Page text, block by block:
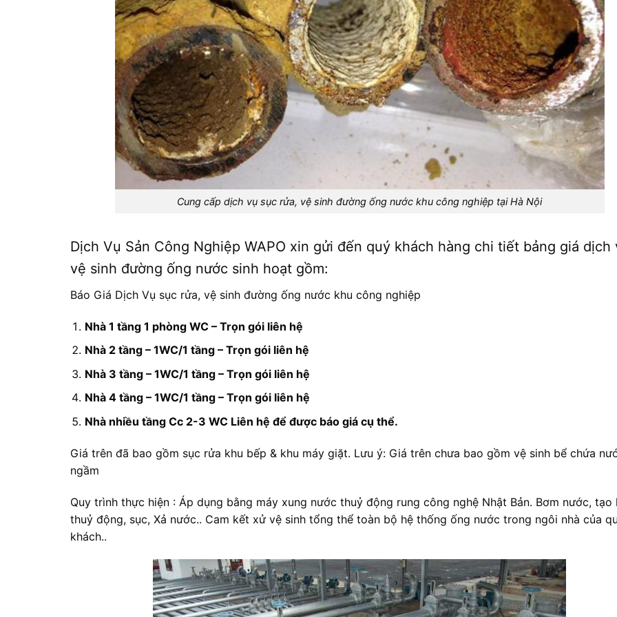
Cung cấp dịch vụ sục rửa, vệ sinh đường ống nước khu công nghiệp tại Hà Nội
Dịch Vụ Sản Công Nghiệp WAPO xin gửi đến quý khách hàng chi tiết bảng giá dịch
vệ sinh đường ống nước sinh hoạt gồm:
Báo Giá Dịch Vụ sục rửa, vệ sinh đường ống nước khu công nghiệp
Nhà 1 tầng 1 phòng WC – Trọn gói liên hệ
Nhà 2 tầng – 1WC/1 tầng – Trọn gói liên hệ
Nhà 3 tầng – 1WC/1 tầng – Trọn gói liên hệ
Nhà 4 tầng – 1WC/1 tầng – Trọn gói liên hệ
Nhà nhiều tầng Cc 2-3 WC Liên hệ để được báo giá cụ thể.
Giá trên đã bao gồm sục rửa khu bếp & khu máy giặt. Lưu ý: Giá trên chưa bao gồm vệ sinh bể chứa
ngầm
Quy trình thực hiện : Áp dụng bằng máy xung nước thuỷ động rung công nghệ Nhật Bản. Bơm nước, tạo
thuỷ động, sục, Xả nước.. Cam kết xử vệ sinh tổng thể toàn bộ hệ thống ống nước trong ngôi nhà của
khách..